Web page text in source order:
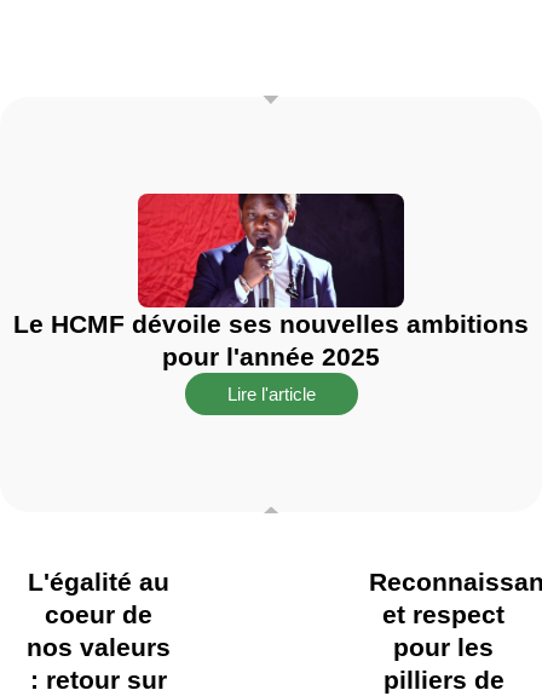
Le HCMF dévoile ses nouvelles ambitions
pour l'année 2025
Lire l'article
L'égalité au
coeur de
nos valeurs
: retour sur
et respect
pour les
pilliers de